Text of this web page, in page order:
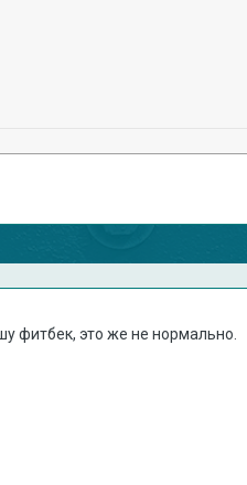
фитбек, это же не нормально.